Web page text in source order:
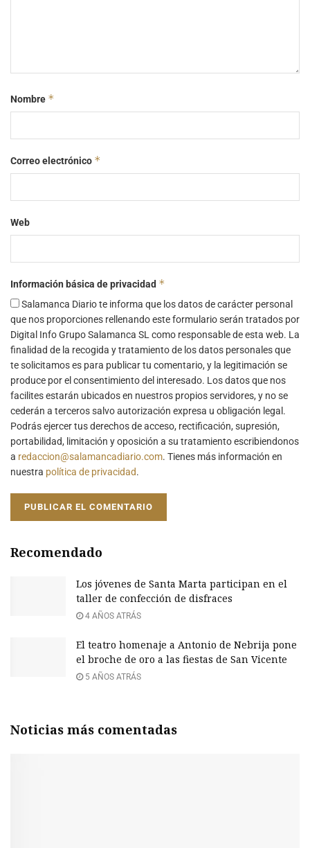
Nombre *
Correo electrónico *
Web
Información básica de privacidad *
Salamanca Diario te informa que los datos de carácter personal
que nos proporciones rellenando este formulario serán tratados por
Digital Info Grupo Salamanca SL como responsable de esta web. La
finalidad de la recogida y tratamiento de los datos personales que
te solicitamos es para publicar tu comentario, y la legitimación se
produce por el consentimiento del interesado. Los datos que nos
facilites estarán ubicados en nuestros propios servidores, y no se
cederán a terceros salvo autorización expresa u obligación legal.
Podrás ejercer tus derechos de acceso, rectificación, supresión,
portabilidad, limitación y oposición a su tratamiento escribiendonos
a redaccion@salamancadiario.com. Tienes más información en
nuestra política de privacidad.
Recomendado
Los jóvenes de Santa Marta participan en el
taller de confección de disfraces
4 AÑOS ATRÁS
El teatro homenaje a Antonio de Nebrija pone
el broche de oro a las fiestas de San Vicente
5 AÑOS ATRÁS
Noticias más comentadas